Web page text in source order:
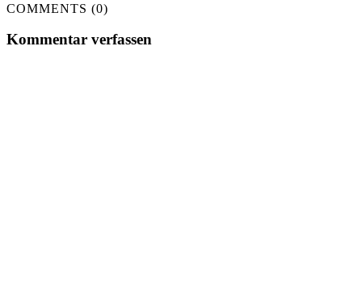
COMMENTS (0)
Kommentar verfassen